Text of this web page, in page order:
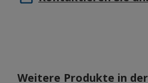
Weitere Produkte in